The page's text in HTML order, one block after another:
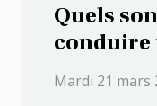
Quels
conduire
Mardi 21 mars